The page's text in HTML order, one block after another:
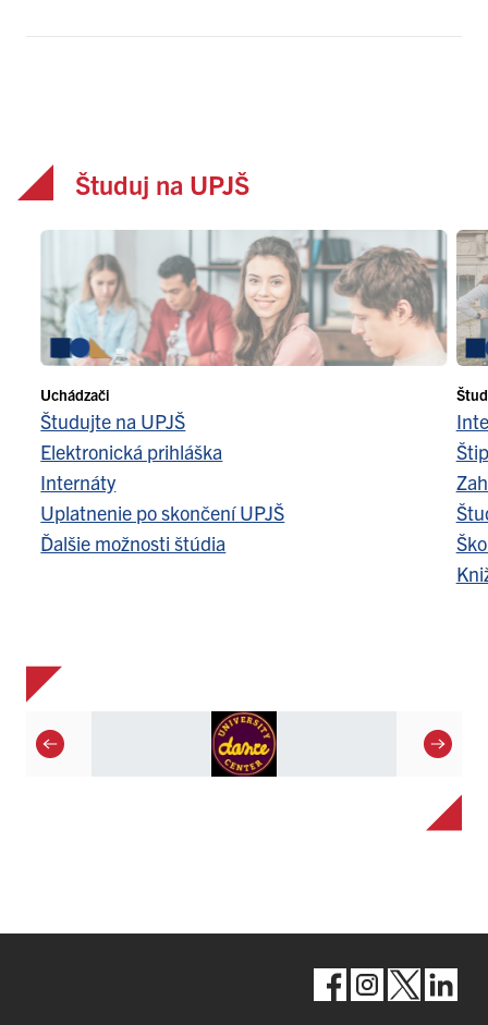
Študuj na UPJŠ
Uchádzači
Študujte na UPJŠ
Elektronická prihláška
Internáty
Uplatnenie po skončení UPJŠ
Ďalšie možnosti štúdia